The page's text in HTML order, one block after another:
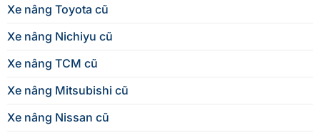
Xe nâng Toyota cũ
Xe nâng Nichiyu cũ
Xe nâng TCM cũ
Xe nâng Mitsubishi cũ
Xe nâng Nissan cũ